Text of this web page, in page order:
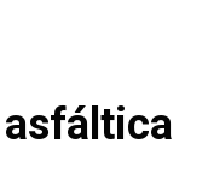
asfáltica